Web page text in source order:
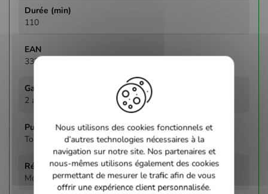
110
3333297614269
2 ans
Tous publics
Mcg
Nous utilisons des cookies fonctionnels et
d’autres technologies nécessaires à la
navigation sur notre site. Nos partenaires et
nous-mêmes utilisons également des cookies
permettant de mesurer le trafic afin de vous
offrir une expérience client personnalisée.